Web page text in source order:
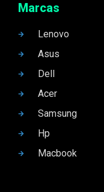
Marcas
Lenovo
Asus
Dell
Acer
Samsung
Hp
Macbook